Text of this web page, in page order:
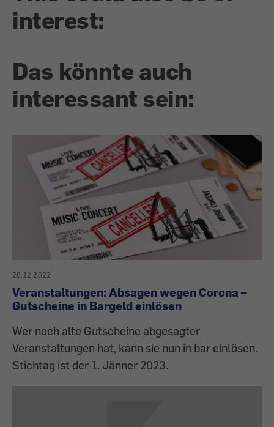
interest:
Das könnte auch
interessant sein:
28.12.2022
Veranstaltungen: Absagen wegen Corona –
Gutscheine in Bargeld einlösen
Wer noch alte Gutscheine abgesagter
Veranstaltungen hat, kann sie nun in bar einlösen.
Stichtag ist der 1. Jänner 2023.